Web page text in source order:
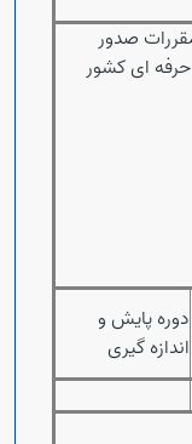
صدور
ای کشور
دوره پایش و
اندازه گیری